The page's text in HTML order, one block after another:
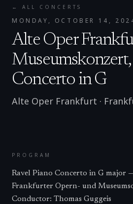
← ALL CONCERTS
MONDAY, OCTOBER 14,
Alte Oper
Museumskonzert,
Concerto in G
Alte Oper Frankfurt ·
PROGRAM
Ravel Piano Concerto in G major
Frankfurter Opern- und
Conductor: Thomas Guggeis